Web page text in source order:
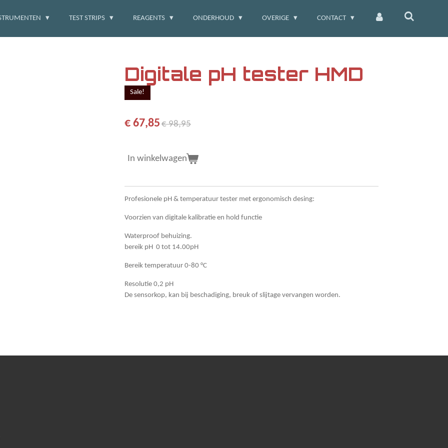
TEST STRIPS REAGENTS ONDERHOUD OVERIGE CONTACT
Digitale pH tester HMD
Sale!
€ 67,85 € 98,95
In winkelwagen
Profesionele pH & temperatuur tester met ergonomisch desing:
Voorzien van digitale kalibratie en hold functie
Waterproof behuizing.
bereik pH 0 tot 14.00pH
Bereik temperatuur 0-80 °C
Resolutie 0,2 pH
De sensorkop, kan bij beschadiging, breuk of slijtage vervangen worden.